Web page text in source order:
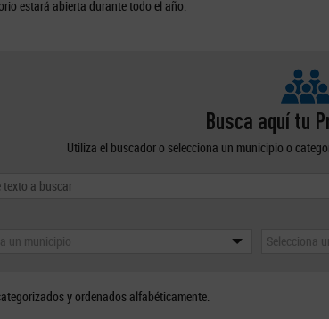
estará abierta durante todo el año.
Busca aquí tu
Utiliza el buscador o selecciona un municipio o
un municipio
Selecciona
y ordenados alfabéticamente.